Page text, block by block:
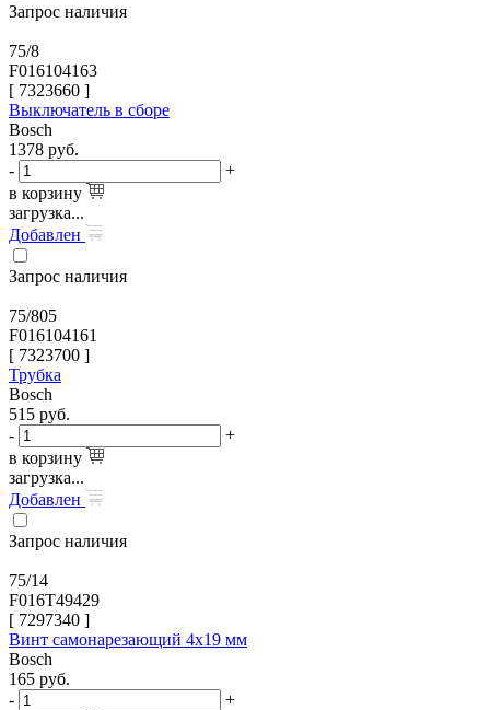
Запрос наличия
75/8
F016104163
[ 7323660 ]
Выключатель в сборе
Bosch
1378 руб.
-
+
в корзину
загрузка...
Добавлен
Запрос наличия
75/805
F016104161
[ 7323700 ]
Трубка
Bosch
515 руб.
-
+
в корзину
загрузка...
Добавлен
Запрос наличия
75/14
F016T49429
[ 7297340 ]
Винт самонарезающий 4x19 мм
Bosch
165 руб.
-
+